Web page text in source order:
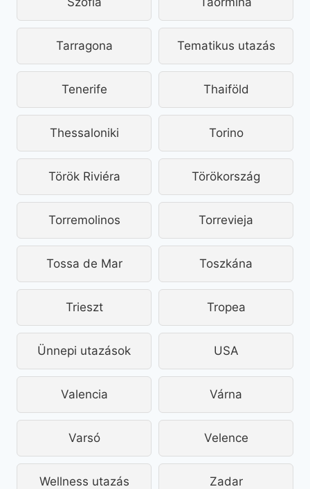
Tarragona Tematikus utazás
Tenerife Thaiföld
Thessaloniki Torino
Török Riviéra Törökország
Torremolinos Torrevieja
Tossa de Mar Toszkána
Trieszt Tropea
Ünnepi utazások USA
Valencia Várna
Varsó Velence
Wellness utazás Zadar